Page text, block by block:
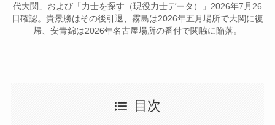
代大関」および「力士を探す（現役力士データ）」2026年7月26
日確認。貴景勝はその後引退、霧島は2026年五月場所で大関に復
帰、安青錦は2026年名古屋場所の番付で関脇に陥落。
目次